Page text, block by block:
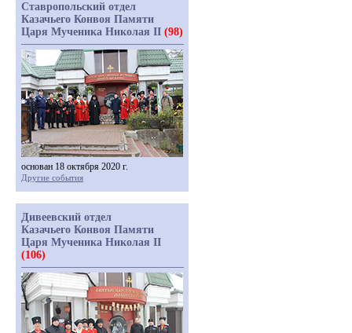
Ставропольский отдел
Казачьего Конвоя Памяти
Царя Мученика Николая II (98)
основан 18 октября 2020 г.
Другие события
Дивеевский отдел
Казачьего Конвоя Памяти
Царя Мученика Николая II
(106)